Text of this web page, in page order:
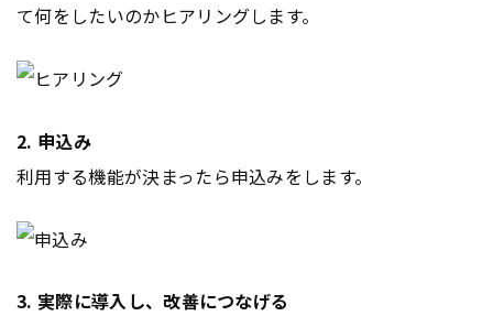
て何をしたいのかヒアリングします。
2. 申込み
利用する機能が決まったら申込みをします。
3. 実際に導入し、改善につなげる